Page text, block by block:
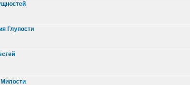
Глупости